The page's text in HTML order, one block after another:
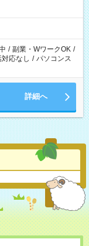
/ 副業・WワークOK /
対応なし / パソコンス
詳細へ